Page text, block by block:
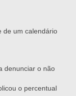
de um calendário
denunciar o não
o percentual